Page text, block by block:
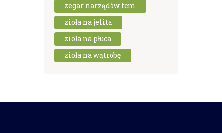
zegar narządów tcm
zioła na jelita
zioła na płuca
zioła na wątrobę